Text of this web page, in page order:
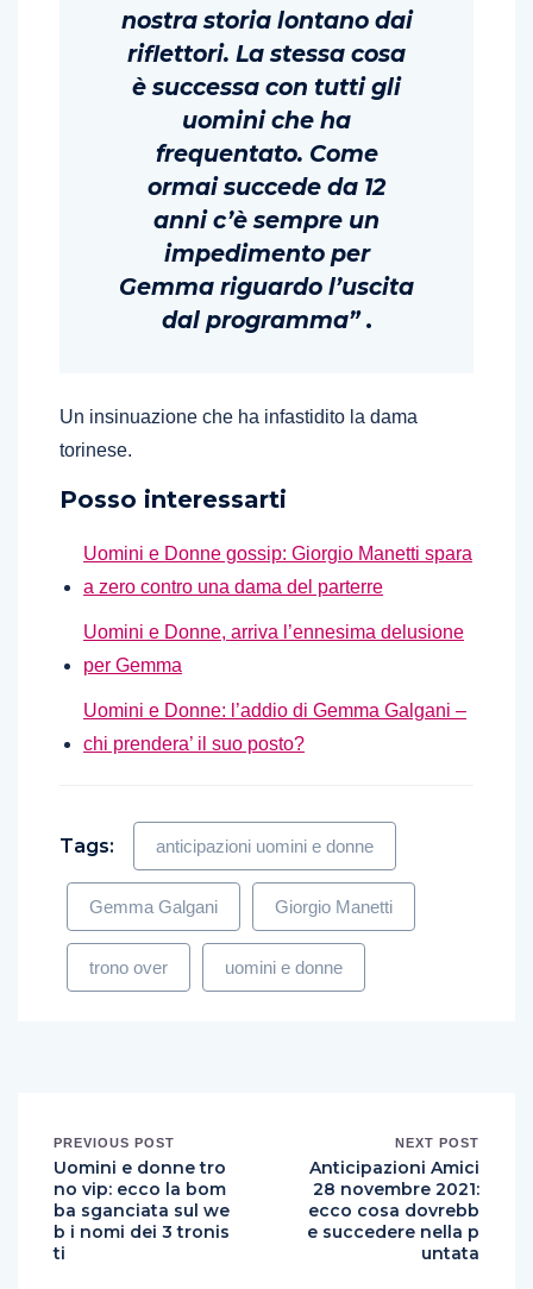
nostra storia lontano dai
riflettori. La stessa cosa
è successa con tutti gli
uomini che ha
frequentato. Come
ormai succede da 12
anni c’è sempre un
impedimento per
Gemma riguardo l’uscita
dal programma”.
Un insinuazione che ha infastidito la dama
torinese.
Posso interessarti
Uomini e Donne gossip: Giorgio Manetti spara
a zero contro una dama del parterre
Uomini e Donne, arriva l’ennesima delusione
per Gemma
Uomini e Donne: l’addio di Gemma Galgani –
chi prendera’ il suo posto?
Tags: anticipazioni uomini e donne
Gemma Galgani Giorgio Manetti
trono over uomini e donne
PREVIOUS POST
Uomini e donne tro
no vip: ecco la bom
ba sganciata sul we
b i nomi dei 3 tronis
ti
NEXT POST
Anticipazioni Amici
28 novembre 2021:
ecco cosa dovrebb
e succedere nella p
untata